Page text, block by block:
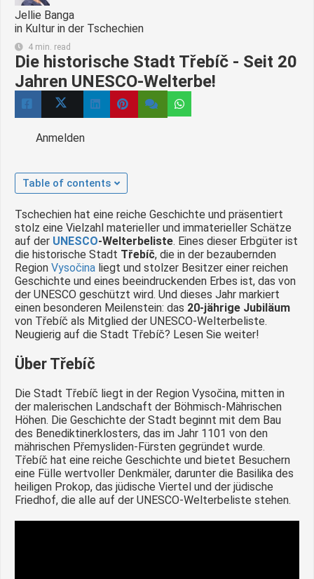
Jellie Banga
in Kultur in der Tschechien
4 min. read
Die historische Stadt Třebíč - Seit 20
Jahren UNESCO-Welterbe!
Anmelden
Table of contents
Tschechien hat eine reiche Geschichte und präsentiert
stolz eine Vielzahl materieller und immaterieller Schätze
auf der UNESCO-Welterbeliste. Eines dieser Erbgüter ist
die historische Stadt Třebíč, die in der bezaubernden
Region Vysočina liegt und stolzer Besitzer einer reichen
Geschichte und eines beeindruckenden Erbes ist, das von
der UNESCO geschützt wird. Und dieses Jahr markiert
einen besonderen Meilenstein: das 20-jährige Jubiläum
von Třebíč als Mitglied der UNESCO-Welterbeliste.
Neugierig auf die Stadt Třebíč? Lesen Sie weiter!
Über Třebíč
Die Stadt Třebíč liegt in der Region Vysočina, mitten in
der malerischen Landschaft der Böhmisch-Mährischen
Höhen. Die Geschichte der Stadt beginnt mit dem Bau
des Benediktinerklosters, das im Jahr 1101 von den
mährischen Přemysliden-Fürsten gegründet wurde.
Třebíč hat eine reiche Geschichte und bietet Besuchern
eine Fülle wertvoller Denkmäler, darunter die Basilika des
heiligen Prokop, das jüdische Viertel und der jüdische
Friedhof, die alle auf der UNESCO-Welterbeliste stehen.